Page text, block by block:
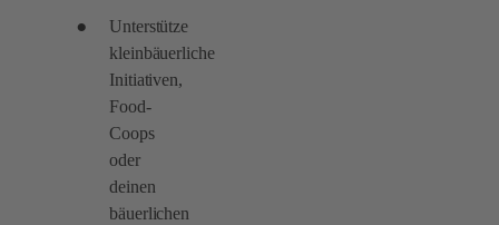
Unterstütze
kleinbäuerliche
Initiativen,
Food-
Coops
oder
deinen
bäuerlichen